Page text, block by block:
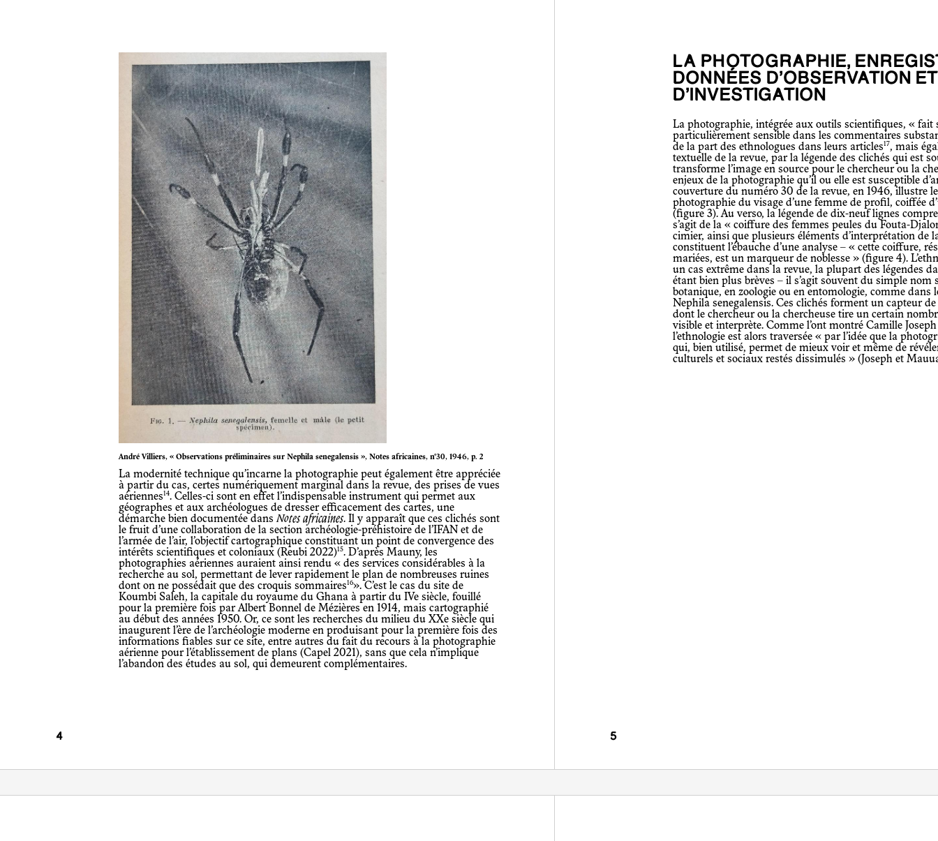
André Villiers, « Observations préliminaires sur Nephila senegalensis », Notes africaines, n°30, 1946, p. 2
La modernité technique qu’incarne la photographie peut également être appréciée
à partir du cas, certes numériquement marginal dans la revue, des prises de vues
aériennes14. Celles-ci sont en effet l’indispensable instrument qui permet aux
géographes et aux archéologues de dresser efficacement des cartes, une
démarche bien documentée dansNotes africaines. Il y apparaît que ces clichés sont
le fruit d’une collaboration de la section archéologie-préhistoire de l’IFAN et de
l’armée de l’air, l’objectif cartographique constituant un point de convergence des
intérêts scientifiques et coloniaux (Reubi 2022)15. D’après Mauny, les
photographies aériennes auraient ainsi rendu « des services considérables à la
recherche au sol, permettant de lever rapidement le plan de nombreuses ruines
dont on ne possédait que des croquis sommaires16». C’est le cas du site de
Koumbi Saleh, la capitale du royaume du Ghana à partir du IVe siècle, fouillé
pour la première fois par Albert Bonnel de Mézières en 1914, mais cartographié
au début des années 1950. Or, ce sont les recherches du milieu du XXe siècle qui
inaugurent l’ère de l’archéologie moderne en produisant pour la première fois des
informations fiables sur ce site, entre autres du fait du recours à la photographie
aérienne pour l’établissement de plans (Capel 2021), sans que cela n’implique
l’abandon des études au sol, qui demeurent complémentaires.
LA PHOTOGRAPHIE, ENREGISTREUR DE
DONNÉES D’OBSERVATION
D’INVESTIGATION
La photographie, intégrée aux outils scientifiques, « fait source » : cela s’avère
particulièrement sensible dans les commentaires
de la part des ethnologues dans leurs articles17, mais
textuelle de la revue, par la légende des clichés qui est
transforme l’image en source pour le chercheur ou la
enjeux de la photographie qu’il ou elle est susceptible
couverture du numéro 30 de la revue, en 1946, illustre le
photographie du visage d’une femme de profil, coiffée
(figure 3). Au verso, la légende de dix-neuf lignes
s’agit de la « coiffure des femmes peules du Fouta-
cimier, ainsi que plusieurs éléments d’interprétation de
constituent l’ébauche d’une analyse – « cette coiffure,
mariées, est un marqueur de noblesse » (figure 4).
un cas extrême dans la revue, la plupart des légendes
étant bien plus brèves – il s’agit souvent du simple nom
botanique, en zoologie ou en entomologie, comme dans
Nephila senegalensis. Ces clichés forment un capteur de
dont le chercheur ou la chercheuse tire un certain
visible et interprète. Comme l’ont montré Camille
l’ethnologie est alors traversée « par l’idée que la
qui, bien utilisé, permet de mieux voir et même de
culturels et sociaux restés dissimulés » (Joseph et